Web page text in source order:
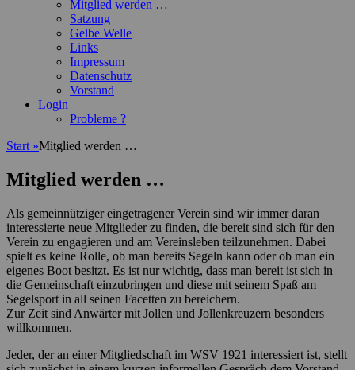
Mitglied werden …
Satzung
Gelbe Welle
Links
Impressum
Datenschutz
Vorstand
Login
Probleme ?
Start »Mitglied werden …
Mitglied werden …
Als gemeinnütziger eingetragener Verein sind wir immer daran
interessierte neue Mitglieder zu finden, die bereit sind sich für den
Verein zu engagieren und am Vereinsleben teilzunehmen. Dabei
spielt es keine Rolle, ob man bereits Segeln kann oder ob man ein
eigenes Boot besitzt. Es ist nur wichtig, dass man bereit ist sich in
die Gemeinschaft einzubringen und diese mit seinem Spaß am
Segelsport in all seinen Facetten zu bereichern.
Zur Zeit sind Anwärter mit Jollen und Jollenkreuzern besonders
willkommen.
Jeder, der an einer Mitgliedschaft im WSV 1921 interessiert ist, stellt